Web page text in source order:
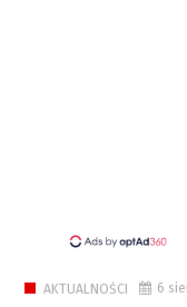
AKTUALNOŚCI 6